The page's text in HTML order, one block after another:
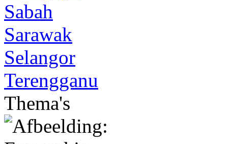
Sabah
Sarawak
Selangor
Terengganu
Thema's